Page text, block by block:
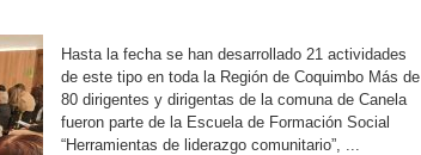
Hasta la fecha se han desarrollado 21 actividades
de este tipo en toda la Región de Coquimbo Más de
80 dirigentes y dirigentas de la comuna de Canela
fueron parte de la Escuela de Formación Social
“Herramientas de liderazgo comunitario”, ...